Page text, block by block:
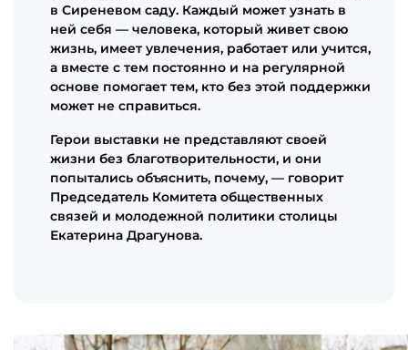
в Сиреневом саду. Каждый может узнать в
ней себя — человека, который живет свою
жизнь, имеет увлечения, работает или учится,
а вместе с тем постоянно и на регулярной
основе помогает тем, кто без этой поддержки
может не справиться.
Герои выставки не представляют своей
жизни без благотворительности, и они
попытались объяснить, почему, — говорит
Председатель Комитета общественных
связей и молодежной политики столицы
Екатерина Драгунова.